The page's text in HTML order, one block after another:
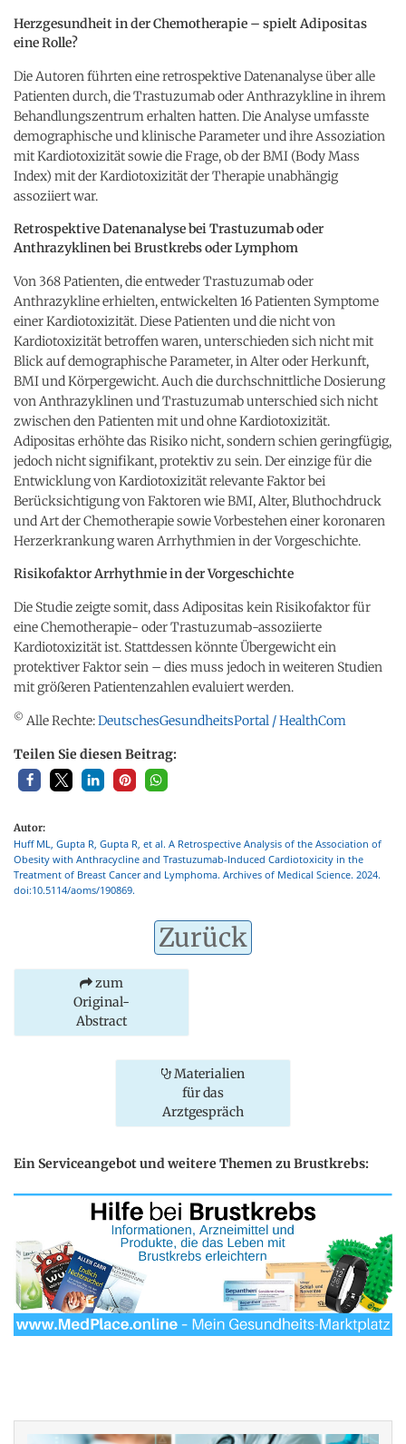
Herzgesundheit in der Chemotherapie – spielt Adipositas
eine Rolle?
Die Autoren führten eine retrospektive Datenanalyse über alle
Patienten durch, die Trastuzumab oder Anthrazykline in ihrem
Behandlungszentrum erhalten hatten. Die Analyse umfasste
demographische und klinische Parameter und ihre Assoziation
mit Kardiotoxizität sowie die Frage, ob der BMI (Body Mass
Index) mit der Kardiotoxizität der Therapie unabhängig
assoziiert war.
Retrospektive Datenanalyse bei Trastuzumab oder
Anthrazyklinen bei Brustkrebs oder Lymphom
Von 368 Patienten, die entweder Trastuzumab oder
Anthrazykline erhielten, entwickelten 16 Patienten Symptome
einer Kardiotoxizität. Diese Patienten und die nicht von
Kardiotoxizität betroffen waren, unterschieden sich nicht mit
Blick auf demographische Parameter, in Alter oder Herkunft,
BMI und Körpergewicht. Auch die durchschnittliche Dosierung
von Anthrazyklinen und Trastuzumab unterschied sich nicht
zwischen den Patienten mit und ohne Kardiotoxizität.
Adipositas erhöhte das Risiko nicht, sondern schien geringfügig,
jedoch nicht signifikant, protektiv zu sein. Der einzige für die
Entwicklung von Kardiotoxizität relevante Faktor bei
Berücksichtigung von Faktoren wie BMI, Alter, Bluthochdruck
und Art der Chemotherapie sowie Vorbestehen einer koronaren
Herzerkrankung waren Arrhythmien in der Vorgeschichte.
Risikofaktor Arrhythmie in der Vorgeschichte
Die Studie zeigte somit, dass Adipositas kein Risikofaktor für
eine Chemotherapie- oder Trastuzumab-assoziierte
Kardiotoxizität ist. Stattdessen könnte Übergewicht ein
protektiver Faktor sein – dies muss jedoch in weiteren Studien
mit größeren Patientenzahlen evaluiert werden.
© Alle Rechte:DeutschesGesundheitsPortal / HealthCom
Teilen Sie diesen Beitrag:
Autor:
Huff ML, Gupta R, Gupta R, et al. A Retrospective Analysis of the Association of
Obesity with Anthracycline and Trastuzumab-Induced Cardiotoxicity in the
Treatment of Breast Cancer and Lymphoma. Archives of Medical Science. 2024.
doi:10.5114/aoms/190869.
Zurück
zum
Original-
Abstract
Materialien
für das
Arztgespräch
Ein Serviceangebot und weitere Themen zu Brustkrebs: